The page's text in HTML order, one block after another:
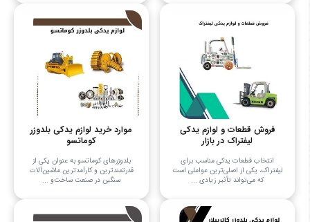
فروش قطعات و لوازم یدکی
لیفتراک در بازار
انتخاب قطعات یدکی مناسب برای
لیفتراک، یکی از اصلی‌ترین عواملی است
که می‌تواند تأثیر زیادی ...
موارد خرید لوازم یدکی بلدوزر
کوماتسو
بلدوزرهای کوماتسو به عنوان یکی از
قدرتمندترین و کارآمدترین ماشین‌آلات
سنگین در صنعت ساخت‌و ...